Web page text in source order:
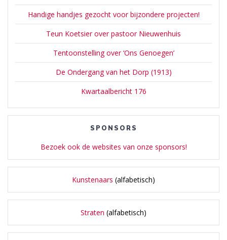
Handige handjes gezocht voor bijzondere projecten!
Teun Koetsier over pastoor Nieuwenhuis
Tentoonstelling over ‘Ons Genoegen’
De Ondergang van het Dorp (1913)
Kwartaalbericht 176
SPONSORS
Bezoek ook de websites van onze sponsors!
Kunstenaars (alfabetisch)
Straten (alfabetisch)